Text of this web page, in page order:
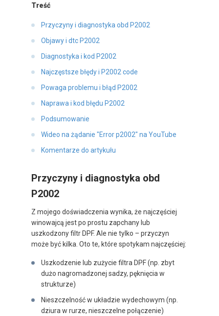
Treść
Przyczyny i diagnostyka obd P2002
Objawy i dtc P2002
Diagnostyka i kod P2002
Najczęstsze błędy i P2002 code
Powaga problemu i błąd P2002
Naprawa i kod błędu P2002
Podsumowanie
Wideo na żądanie "Error p2002" na YouTube
Komentarze do artykułu
Przyczyny i diagnostyka obd
P2002
Z mojego doświadczenia wynika, że najczęściej
winowajcą jest po prostu zapchany lub
uszkodzony filtr DPF. Ale nie tylko – przyczyn
może być kilka. Oto te, które spotykam najczęściej:
Uszkodzenie lub zużycie filtra DPF (np. zbyt
dużo nagromadzonej sadzy, pęknięcia w
strukturze)
Nieszczelność w układzie wydechowym (np.
dziura w rurze, nieszczelne połączenie)